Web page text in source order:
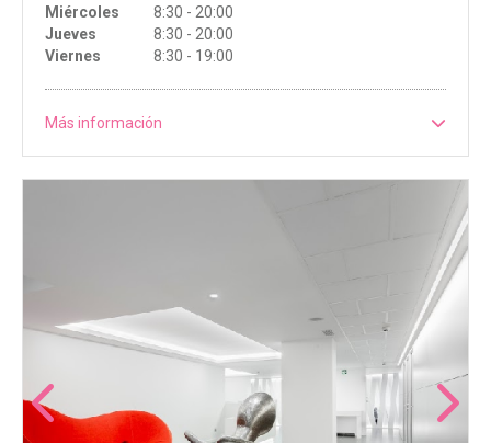
Miércoles
8:30 - 20:00
Jueves
8:30 - 20:00
Viernes
8:30 - 19:00
Más información